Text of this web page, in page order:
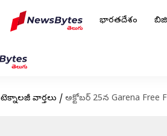
భారతదేశం
టెక్నాలజీ వార్తలు / అక్టోబర్ 25న Garena